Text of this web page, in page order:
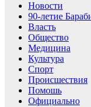
Новости
90-летие
Власть
Общество
Медицина
Культура
Спорт
Происшествия
Помошь
Официально